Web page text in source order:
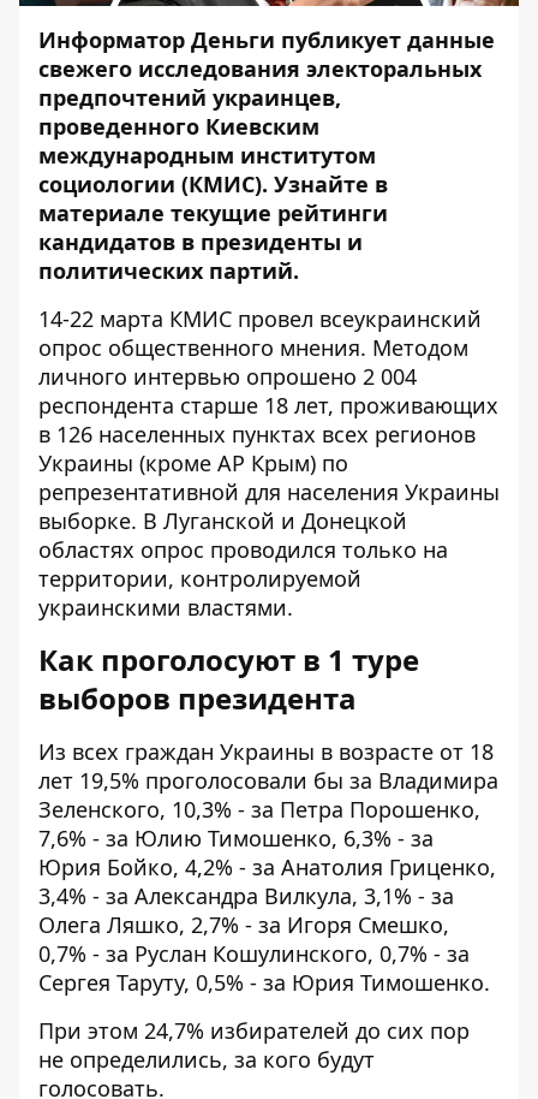
Информатор Деньги публикует данные
свежего исследования электоральных
предпочтений украинцев,
проведенного Киевским
международным институтом
социологии (КМИС). Узнайте в
материале текущие рейтинги
кандидатов в президенты и
политических партий.
14-22 марта КМИС провел всеукраинский
опрос общественного мнения. Методом
личного интервью опрошено 2 004
респондента старше 18 лет, проживающих
в 126 населенных пунктах всех регионов
Украины (кроме АР Крым) по
репрезентативной для населения Украины
выборке. В Луганской и Донецкой
областях опрос проводился только на
территории, контролируемой
украинскими властями.
Как проголосуют в 1 туре
выборов президента
Из всех граждан Украины в возрасте от 18
лет 19,5% проголосовали бы за Владимира
Зеленского, 10,3% - за Петра Порошенко,
7,6% - за Юлию Тимошенко, 6,3% - за
Юрия Бойко, 4,2% - за Анатолия Гриценко,
3,4% - за Александра Вилкула, 3,1% - за
Олега Ляшко, 2,7% - за Игоря Смешко,
0,7% - за Руслан Кошулинского, 0,7% - за
Сергея Таруту, 0,5% - за Юрия Тимошенко.
При этом 24,7% избирателей до сих пор
не определились, за кого будут
голосовать.